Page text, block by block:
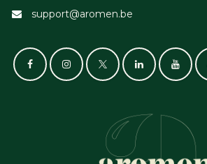
support@aromen.be